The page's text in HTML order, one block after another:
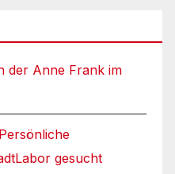
der Anne Frank im
Persönliche
gesucht